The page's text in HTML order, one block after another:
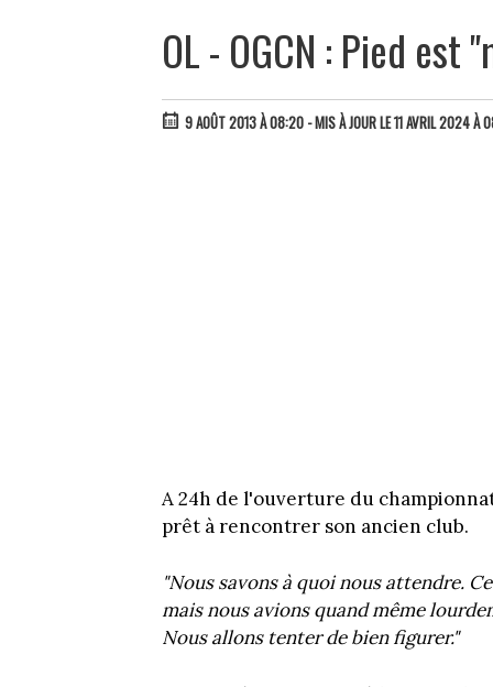
OL - OGCN : Pied est
9 AOÛT 2013 À 08:20 - MIS À JOUR LE 11 AVRIL 2024 À
A 24h de l'ouverture du
prêt à rencontrer son ancien club.
"Nous savons à quoi nous attendre.
mais nous avions quand même
Nous allons tenter de bien figurer."